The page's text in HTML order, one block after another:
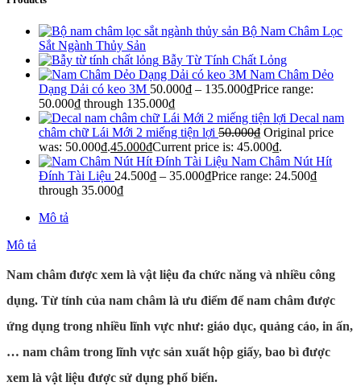
Bộ Nam Châm Lọc
Sắt Ngành Thủy Sản
Bẫy Từ Tính Chất Lỏng
Nam Châm Dẻo
Dạng Dải có keo 3M 50.000₫ – 135.000₫Price range:
50.000₫ through 135.000₫
Decal nam
châm chữ Lái Mới 2 miếng tiện lợi 50.000₫ Original price
was: 50.000₫.45.000₫Current price is: 45.000₫.
Nam Châm Nút Hít
Đính Tài Liệu 24.500₫ – 35.000₫Price range: 24.500₫
through 35.000₫
Mô tả
Mô tả
Nam châm được xem là vật liệu đa chức năng và nhiều công
dụng. Từ tính của nam châm là ưu điểm để nam châm được
ứng dụng trong nhiều lĩnh vực như: giáo dục, quảng cáo, in ấn,
… nam châm trong lĩnh vực sản xuất hộp giấy, bao bì được
xem là vật liệu được sử dụng phổ biến.